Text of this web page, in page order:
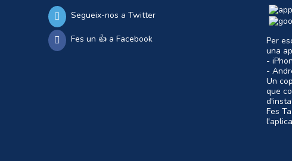
Segueix-nos a Twitter
Fes un 👍 a Facebook
Per
una
-
-
Un
que
Fes